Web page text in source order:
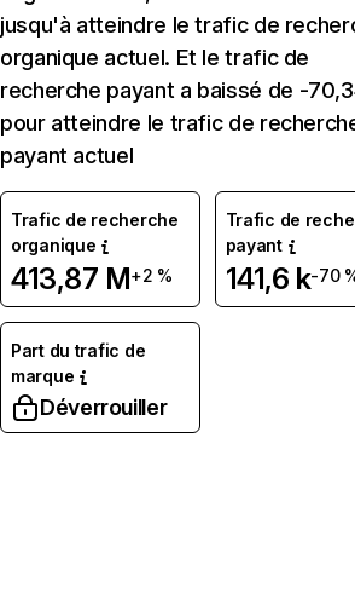
jusqu'à atteindre le trafic de
organique actuel. Et le trafic de
recherche payant a baissé de -
pour atteindre le trafic de
payant actuel
Trafic de recherche
organique
413,87 M+2 %
Trafic de
payant
141,6 k-70
Part du trafic de
marque
Déverrouiller